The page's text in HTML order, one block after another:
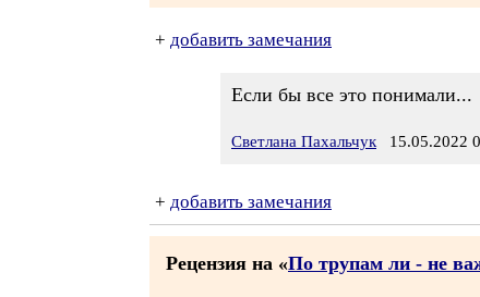
+ добавить замечания
Если бы все это понимали...
Светлана Пахальчук 15.05.2022
+ добавить замечания
Рецензия на «По трупам ли - не